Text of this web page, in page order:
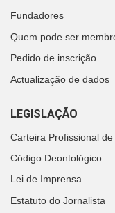
Fundadores
Quem pode ser
Pedido de inscrição
Actualização de dados
LEGISLAÇÃO
Carteira Profissional
Código Deontológico
Lei de Imprensa
Estatuto do Jornalista